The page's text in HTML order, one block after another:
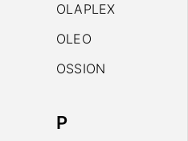
OLAPLEX
OLEO
OSSION
P